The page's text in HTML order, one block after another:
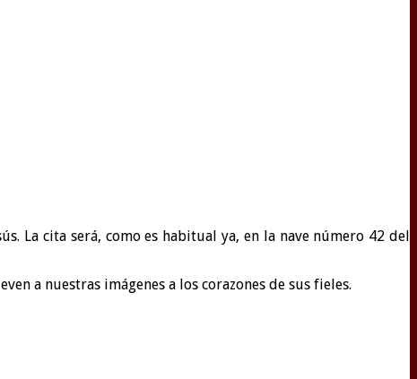
La cita será, como es habitual ya, en la nave número 42 del
a nuestras imágenes a los corazones de sus fieles.